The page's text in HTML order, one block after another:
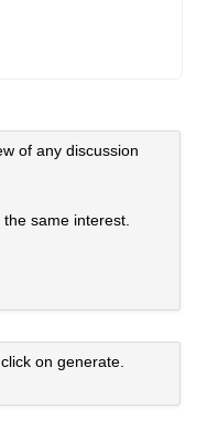
of any discussion
same interest.
on generate.